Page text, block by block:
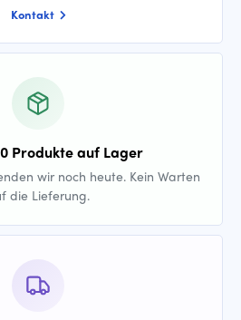
Kontakt
Produkte auf Lager
wir noch heute. Kein Warten
die Lieferung.